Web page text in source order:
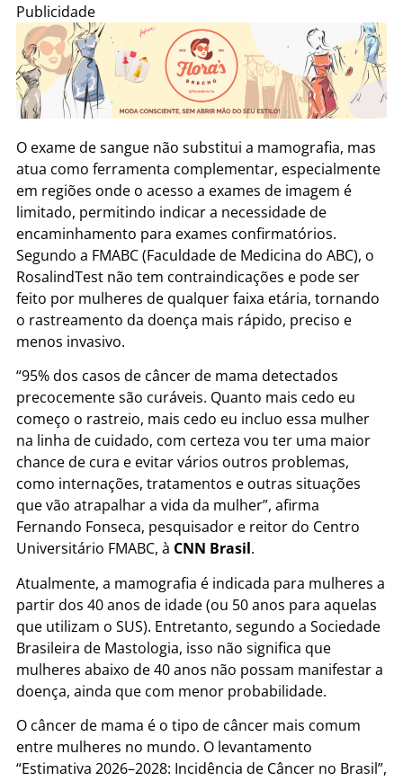
Publicidade
O exame de sangue não substitui a mamografia, mas
atua como ferramenta complementar, especialmente
em regiões onde o acesso a exames de imagem é
limitado, permitindo indicar a necessidade de
encaminhamento para exames confirmatórios.
Segundo a FMABC (Faculdade de Medicina do ABC), o
RosalindTest não tem contraindicações e pode ser
feito por mulheres de qualquer faixa etária, tornando
o rastreamento da doença mais rápido, preciso e
menos invasivo.
“95% dos casos de câncer de mama detectados
precocemente são curáveis. Quanto mais cedo eu
começo o rastreio, mais cedo eu incluo essa mulher
na linha de cuidado, com certeza vou ter uma maior
chance de cura e evitar vários outros problemas,
como internações, tratamentos e outras situações
que vão atrapalhar a vida da mulher”, afirma
Fernando Fonseca, pesquisador e reitor do Centro
Universitário FMABC, à CNN Brasil.
Atualmente, a mamografia é indicada para mulheres a
partir dos 40 anos de idade (ou 50 anos para aquelas
que utilizam o SUS). Entretanto, segundo a Sociedade
Brasileira de Mastologia, isso não significa que
mulheres abaixo de 40 anos não possam manifestar a
doença, ainda que com menor probabilidade.
O câncer de mama é o tipo de câncer mais comum
entre mulheres no mundo. O levantamento
“Estimativa 2026–2028: Incidência de Câncer no Brasil”,